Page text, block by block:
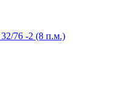
76 -2 (8 п.м.)